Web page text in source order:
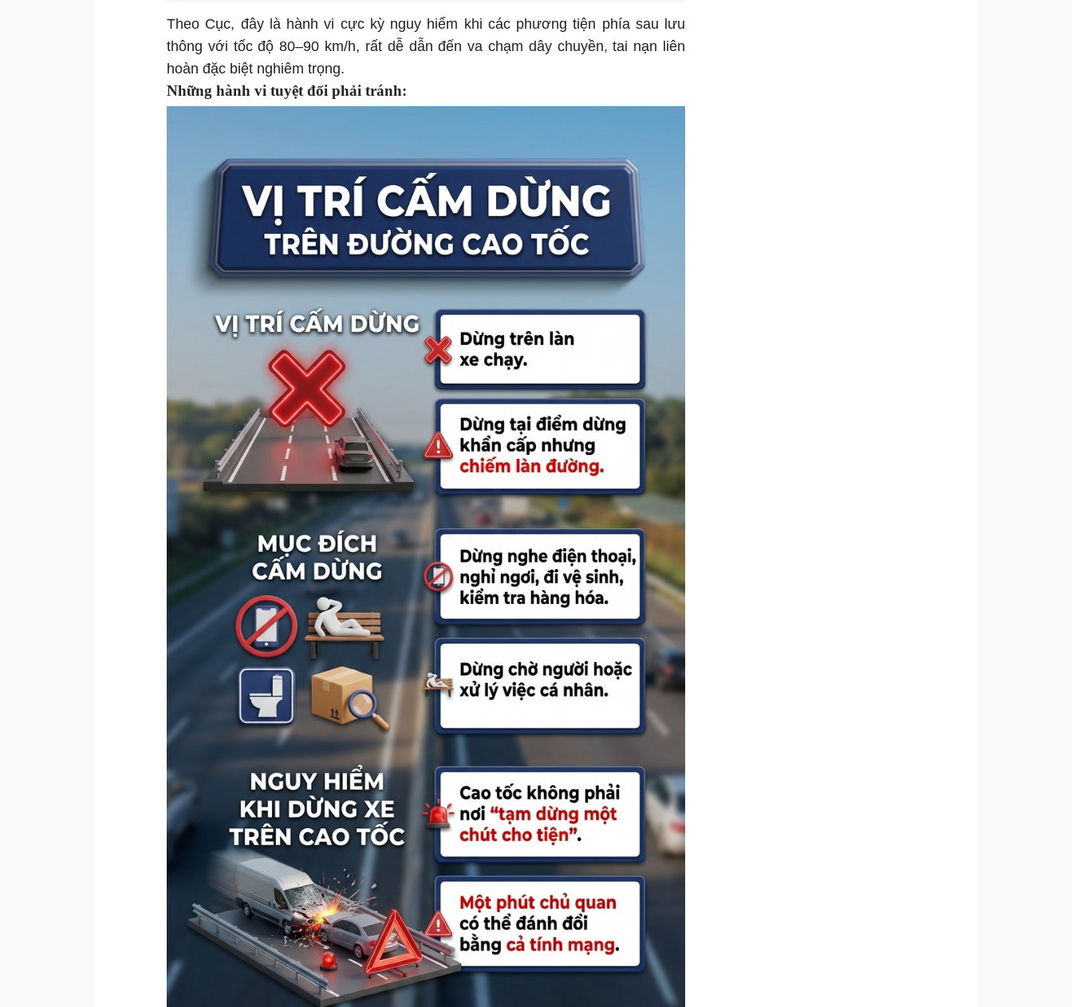
Theo Cục, đây là hành vi cực kỳ nguy hiểm khi các phương tiện phía sau lưu
thông với tốc độ 80–90 km/h, rất dễ dẫn đến va chạm dây chuyền, tai nạn liên
hoàn đặc biệt nghiêm trọng.
Những hành vi tuyệt đối phải tránh: